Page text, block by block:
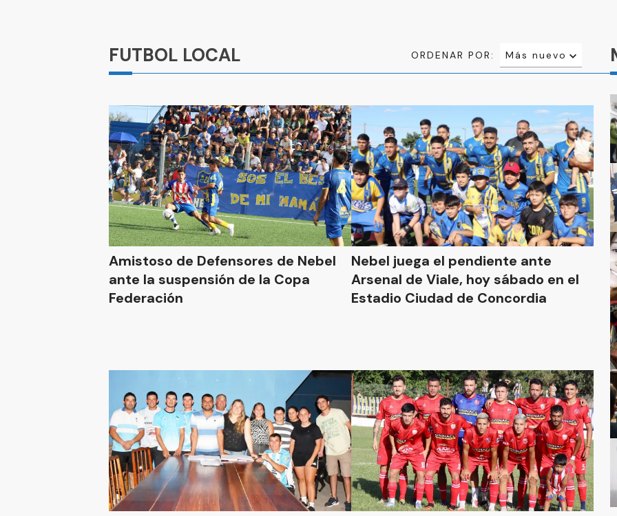
FUTBOL LOCAL ORDENAR POR:
Más nuevo
Relevancia
Amistoso de Defensores de Nebel
ante la suspensión de la Copa
Federación
Nebel juega el pendiente ante
Arsenal de Viale, hoy sábado en el
Estadio Ciudad de Concordia